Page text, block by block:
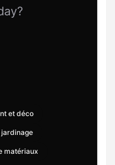
et déco
matériaux